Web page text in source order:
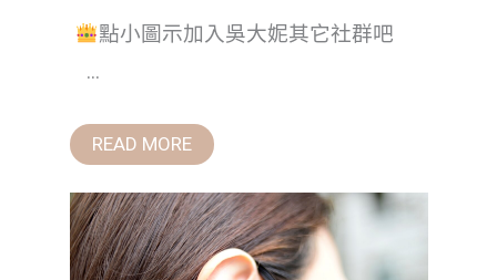
點小圖示加入吳大妮其它社群吧
...
READ MORE